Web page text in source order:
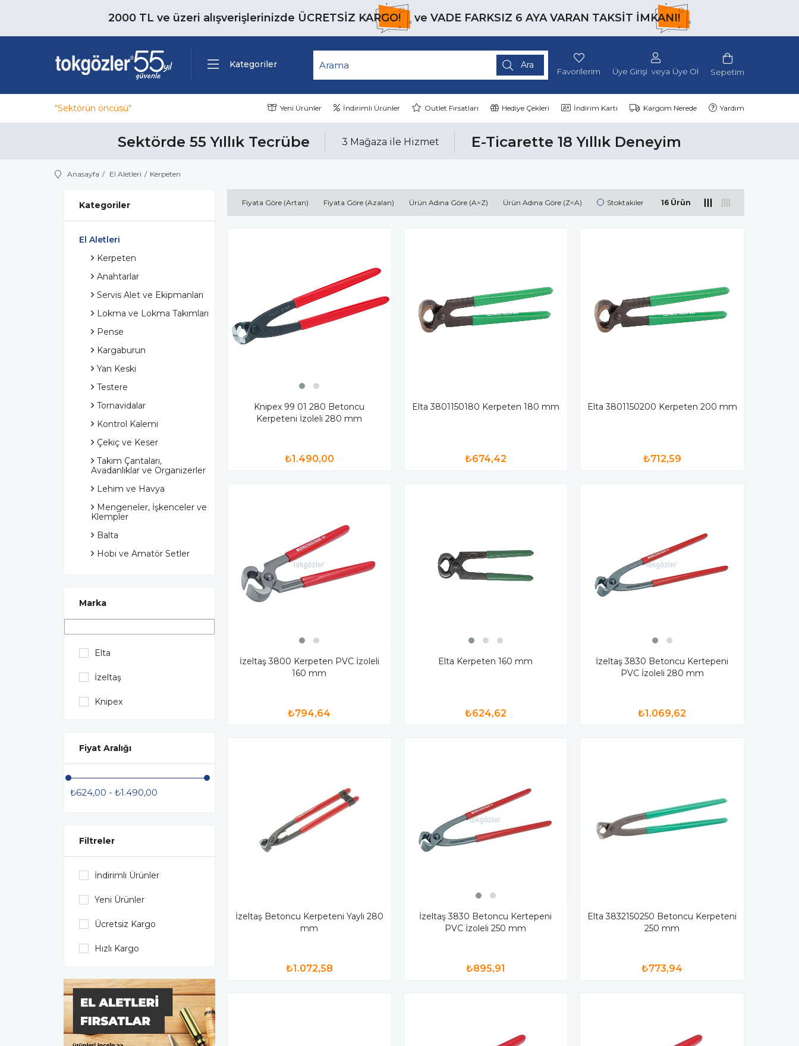
2000 TL ve üzeri alışverişlerinizde ÜCRETSİZ KARGO! ve VADE FARKSIZ 6 AYA VARAN TAKSİT İMKANI!
Kategoriler
Sepetim
Üye Girişi Üye Ol
Favorilerim
"Sektörün öncüsü" Yeni Ürünler İndirimli Ürünler Outlet Fırsatları Hediye Çekleri İndirim Kartı Kargom Nerede Yardım
Sektörde 55 Yıllık Tecrübe 3 Mağaza ile Hizmet E-Ticarette 18 Yıllık Deneyim
Anasayfa El Aletleri Kerpeten
Kategoriler
El Aletleri
Kerpeten
Anahtarlar
Servis Alet ve Ekipmanları
Lokma ve Lokma Takımları
Pense
Kargaburun
Yan Keski
Testere
Tornavidalar
Kontrol Kalemi
Çekiç ve Keser
Takım Çantaları,
Avadanlıklar ve Organizerler
Lehim ve Havya
Mengeneler, İşkenceler ve
Klempler
Balta
Hobi ve Amatör Setler
Çektirmeler
Maket Bıçaklar
Demir Kesme Makasları ve
Takım Dolapları
Demir Bükme Sökme
Marka
Elta
İzeltaş
Knipex
Fiyat Aralığı
₺624,00 - ₺1.490,00
Filtreler
İndirimli Ürünler
Yeni Ürünler
Ücretsiz Kargo
Hızlı Kargo
Fiyata Göre (Artan) Fiyata Göre (Azalan) Ürün Adına Göre (A>Z) Ürün Adına Göre (Z<A) Stoktakiler 16 Ürün
Knipex 99 01 280 Betoncu
Kerpeteni İzoleli 280 mm
₺1.490,00
Elta 3801150180 Kerpeten 180 mm
₺674,42
Elta 3801150200 Kerpeten 200 mm
₺712,59
İzeltaş 3800 Kerpeten PVC İzoleli
160 mm
₺794,64
Elta Kerpeten 160 mm
₺624,62
İzeltaş 3830 Betoncu Kertepeni
PVC İzoleli 280 mm
₺1.069,62
İzeltaş Betoncu Kerpeteni Yaylı 280
mm
₺1.072,58
İzeltaş 3830 Betoncu Kertepeni
PVC İzoleli 250 mm
₺895,91
Elta 3832150250 Betoncu Kerpeteni
250 mm
₺773,94